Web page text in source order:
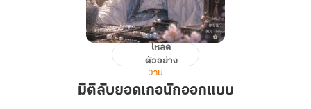
ยอด
โหลด
ตัวอย่าง
วาย
มิติลับยอดเกอนักออกแบบ